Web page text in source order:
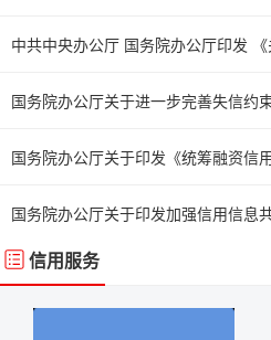
信用服务